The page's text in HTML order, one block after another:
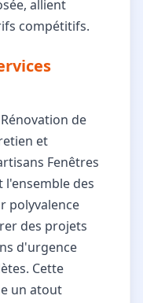
allient
compétitifs.
de
et
Fenêtres
des
polyvalence
des projets
d'urgence
Cette
un atout